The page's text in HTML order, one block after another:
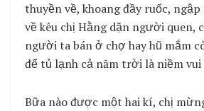
thuyền về, khoang đầy ruốc,
về kêu chị Hằng dặn người quen,
người ta bán ở chợ hay hũ mắm
để tủ lạnh cả năm trời là niềm
Bữa nào được một hai kí, chị